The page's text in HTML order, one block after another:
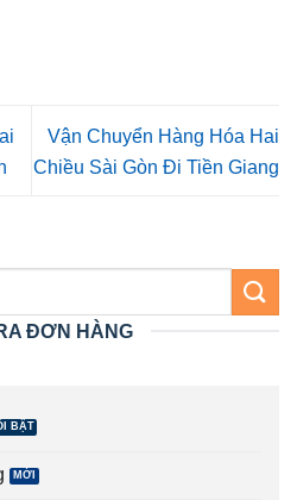
Vận Chuyển Hàng Hóa Hai
Chiều Sài Gòn Đi Tiền Giang
ĐƠN HÀNG